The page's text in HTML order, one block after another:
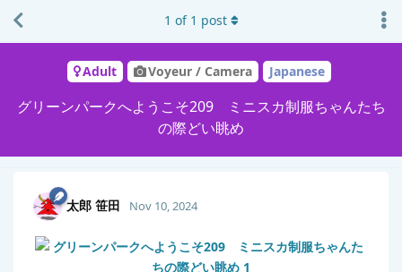
Adult Voyeur / Camera Japanese
グリーンパークへようこそ209 ミニスカ制服ちゃんたち
の際どい眺め
1 of 1 post
太郎 笹田 Nov 10, 2024